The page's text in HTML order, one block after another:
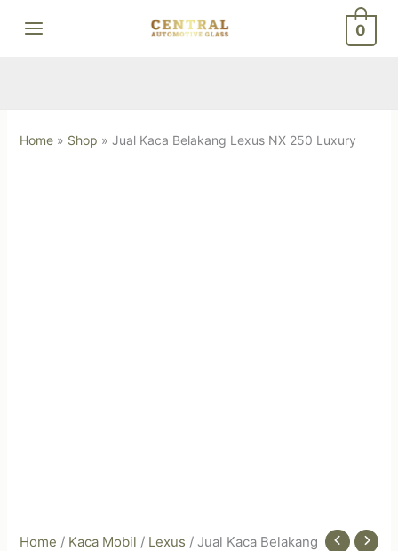
0
Home» Shop » Jual Kaca Belakang Lexus NX 250 Luxury
Home / Kaca Mobil / Lexus / Jual Kaca Belakang